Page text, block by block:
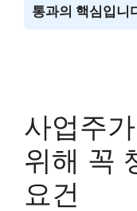
통과의 핵심입니
사업주
위해 꼭
요건